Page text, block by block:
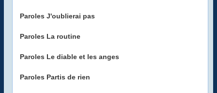
Paroles J'oublierai pas
Paroles La routine
Paroles Le diable et les anges
Paroles Partis de rien